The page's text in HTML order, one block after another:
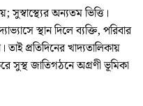
অন্যতম ভিত্তি।
স্থান দিলে ব্যক্তি, পরিবার
প্রতিদিনের খাদ্যতালিকায়
সুস্থ জাতিগঠনে অগ্রণী ভূমিকা